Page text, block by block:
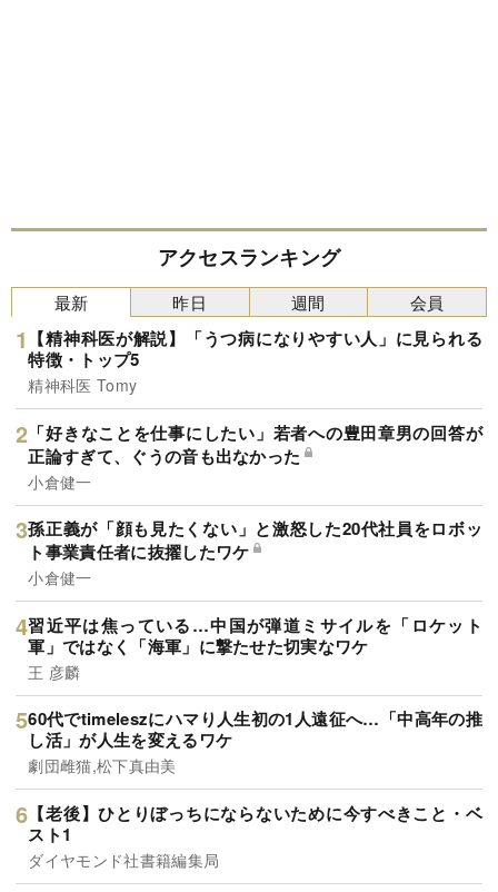
アクセスランキング
最新
【精神科医が解説】「うつ病になりやすい人」に見られる
特徴・トップ5
精神科医 Tomy
「好きなことを仕事にしたい」若者への豊田章男の回答が
正論すぎて、ぐうの音も出なかった
小倉健一
孫正義が「顔も見たくない」と激怒した20代社員をロボッ
ト事業責任者に抜擢したワケ
小倉健一
習近平は焦っている…中国が弾道ミサイルを「ロケット
軍」ではなく「海軍」に撃たせた切実なワケ
王 彦麟
60代でtimeleszにハマり人生初の1人遠征へ…「中高年の推
し活」が人生を変えるワケ
劇団雌猫,松下真由美
【老後】ひとりぼっちにならないために今すべきこと・ベ
スト1
ダイヤモンド社書籍編集局
昨日 週間 会員